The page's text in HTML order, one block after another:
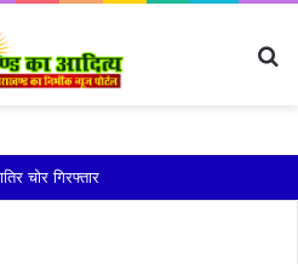
10 परिवारों ने छोड़े घर